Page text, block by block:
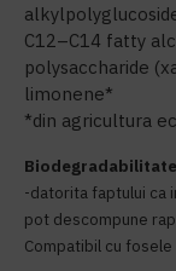
C12–C14 fatty
polysaccharide
limonene*
*din agricultura
-datorita faptului ca
pot descompune
Compatibil cu